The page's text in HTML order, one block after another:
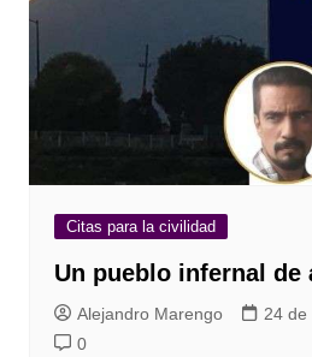
Citas para la civilidad
Un pueblo infernal de
Alejandro Marengo
24 de
0